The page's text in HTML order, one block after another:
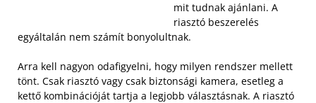
mit tudnak ajánlani. A
riasztó beszerelés
egyáltalán nem számít bonyolultnak.
Arra kell nagyon odafigyelni, hogy milyen rendszer mellett
tönt. Csak riasztó vagy csak biztonsági kamera, esetleg a
kettő kombinációját tartja a legjobb választásnak. A riasztó